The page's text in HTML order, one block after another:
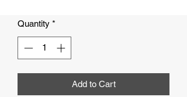
Quantity *
Add to Cart